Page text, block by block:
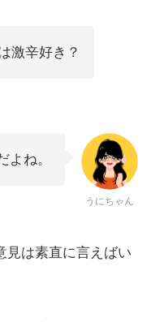
激辛好き？
よね。
うにちゃん
見は素直に言えばい